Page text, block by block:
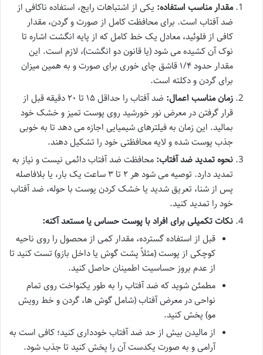
مقدار مناسب استفاده: یکی از اشتباهات رایج، استفاده ناکافی از
ضد آفتاب است. برای محافظت کامل از صورت و گردن، مقدار
کافی از فلوئید، معادل یک خط کامل که از پایه انگشت اشاره تا
نوک آن کشیده می شود (یا قانون دو انگشت)، لازم است. این
مقدار حدود ۱/۴ قاشق چای خوری برای صورت و به همین میزان
برای گردن و دکلته است.
زمان مناسب اعمال:
ضد آفتاب را حداقل ۱۵ تا ۲۰ دقیقه قبل از
قرار گرفتن در معرض نور خورشید روی پوست تمیز و خشک خود
بمالید. این زمان به فیلترهای شیمیایی اجازه می دهد تا به خوبی
جذب پوست شده و لایه محافظتی خود را تشکیل دهند.
نحوه تمدید ضد آفتاب: محافظت ضد آفتاب دائمی نیست و نیاز به
تمدید دارد. توصیه می شود هر ۲ تا ۳ ساعت یک بار، یا بلافاصله
پس از شنا، تعریق شدید یا خشک کردن پوست با حوله، ضد آفتاب
خود را تمدید کنید.
نکات تکمیلی برای افراد با پوست حساس یا مستعد آکنه:
قبل از استفاده گسترده، مقدار کمی از محصول را روی ناحیه
کوچکی از پوست (مثلاً پشت گوش یا داخل بازو) تست کنید تا
از عدم بروز حساسیت اطمینان حاصل کنید.
مطمئن شوید که ضد آفتاب را به طور یکنواخت روی تمام
نواحی در معرض آفتاب (شامل گوش ها، گردن و خط رویش
مو) پخش کنید.
از مالیدن بیش از حد ضد آفتاب خودداری کنید؛ کافی است به
آرامی و به صورت یکدست آن را پخش کنید تا جذب شود.